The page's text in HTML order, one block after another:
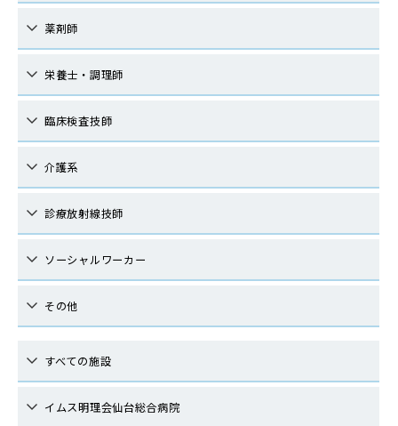
薬剤師
栄養士・調理師
臨床検査技師
介護系
診療放射線技師
ソーシャルワーカー
その他
すべての施設
イムス明理会仙台総合病院